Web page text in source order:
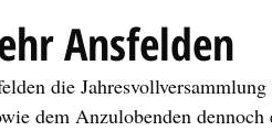
Ansfelden
die
dem Anzulobenden